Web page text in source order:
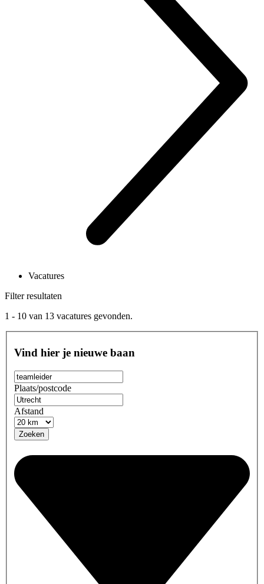
Vacatures
Filter resultaten
1 - 10 van 13 vacatures gevonden.
Vind hier je nieuwe baan
Plaats/postcode
Afstand
Zoeken